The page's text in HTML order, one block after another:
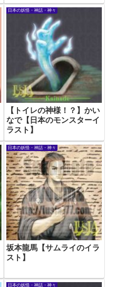
日本の妖怪・神話・神々
【トイレの神様！？】かい
なで【日本のモンスターイ
ラスト】
日本の妖怪・神話・神々
坂本龍馬【サムライのイラ
スト】
日本の妖怪・神話・神々